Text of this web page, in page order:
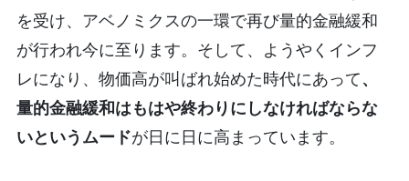
を受け、アベノミクスの一環で再び量的金融緩和
が行われ今に至ります。そして、ようやくインフ
レになり、物価高が叫ばれ始めた時代にあって、
量的金融緩和はもはや終わりにしなければならな
いというムードが日に日に高まっています。